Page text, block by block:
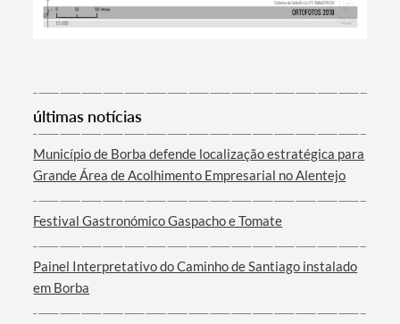
últimas notícias
Município de Borba defende localização estratégica para
Grande Área de Acolhimento Empresarial no Alentejo
Festival Gastronómico Gaspacho e Tomate
Painel Interpretativo do Caminho de Santiago instalado
em Borba